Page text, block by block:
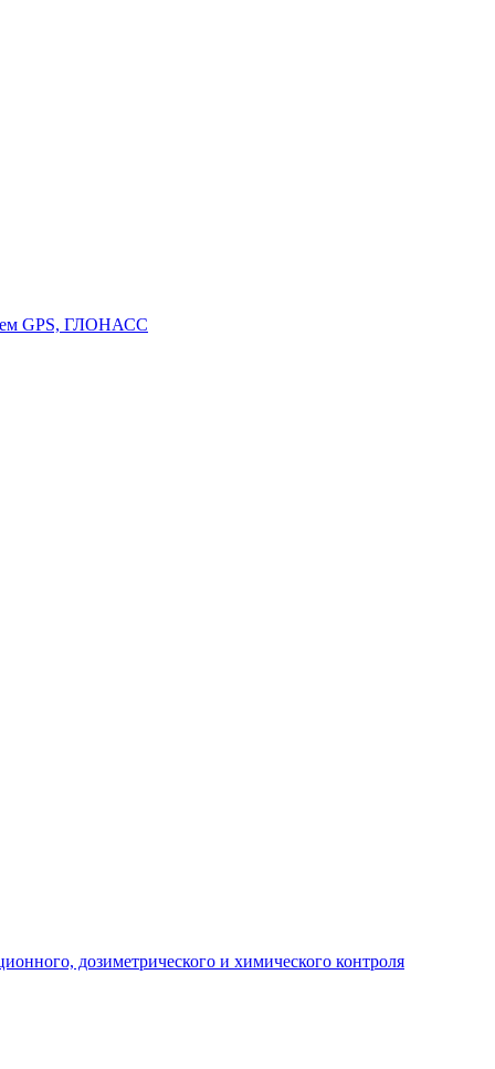
GPS, ГЛОНАСС
дозиметрического и химического контроля